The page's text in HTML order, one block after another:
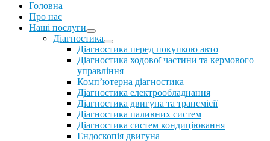
Головна
Про нас
Наші послуги
Діагностика
Діагностика перед покупкою авто
Діагностика ходової частини та кермового
управління
Комп’ютерна діагностика
Діагностика електрообладнання
Діагностика двигуна та трансмісії
Діагностика паливних систем
Діагностика систем кондиціювання
Ендоскопія двигуна